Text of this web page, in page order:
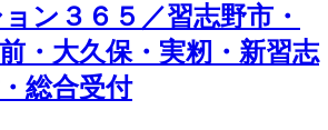
ン３６５／習志野市・
・大久保・実籾・新習志
総合受付